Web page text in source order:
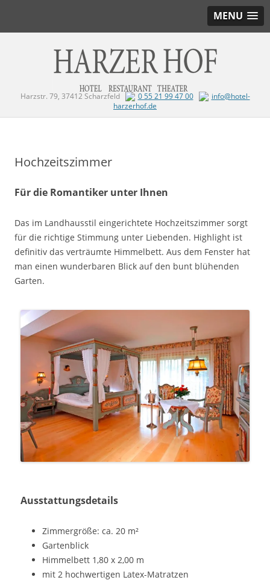
MENU
Harzstr. 79, 37412 Scharzfeld 0 55 21 99 47 00
info@hotel-
harzerhof.de
Hochzeitszimmer
Für die Romantiker unter Ihnen
Das im Landhausstil eingerichtete Hochzeitszimmer sorgt
für die richtige Stimmung unter Liebenden. Highlight ist
definitiv das verträumte Himmelbett. Aus dem Fenster hat
man einen wunderbaren Blick auf den bunt blühenden
Garten.
Ausstattungsdetails
Zimmergröße: ca. 20 m²
Gartenblick
Himmelbett 1,80 x 2,00 m
mit 2 hochwertigen Latex-Matratzen